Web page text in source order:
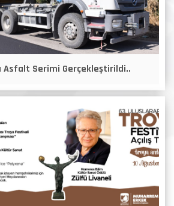
Asfalt Serimi Gerçekleştirildi..